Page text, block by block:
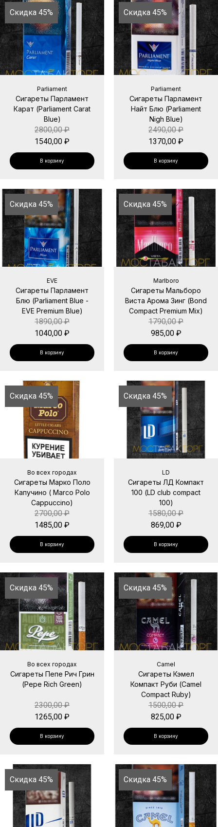
Скидка 45%
Parliament
Сигареты Парламент
Карат (Parliament Carat
Blue)
2800,00₽
1540,00 ₽
В корзину
Скидка 45%
Parliament
Сигареты Парламент
Найт Блю (Parliament
Nigh Blue)
2490,00₽
1370,00 ₽
В корзину
Скидка 45%
EVE
Сигареты Парламент
Блю (Parliament Blue -
EVE Premium Blue)
1890,00₽
1040,00 ₽
В корзину
Скидка 45%
Marlboro
Сигареты Мальборо
Виста Арома Зинг (Bond
Compact Premium Mix)
1790,00₽
985,00 ₽
В корзину
Скидка 45%
Во всех городах
Сигареты Марко Поло
Капучино ( Marco Polo
Cappuccino)
2700,00₽
1485,00 ₽
В корзину
Скидка 45%
LD
Сигареты ЛД Компакт
100 (LD club compact
100)
1580,00₽
869,00 ₽
В корзину
Скидка 45%
Во всех городах
Сигареты Пепе Рич Грин
(Pepe Rich Green)
2300,00₽
1265,00 ₽
В корзину
Скидка 45%
Camel
Сигареты Кэмел
Компакт Руби (Camel
Compact Ruby)
1500,00₽
825,00 ₽
В корзину
Скидка 45% Скидка 45%